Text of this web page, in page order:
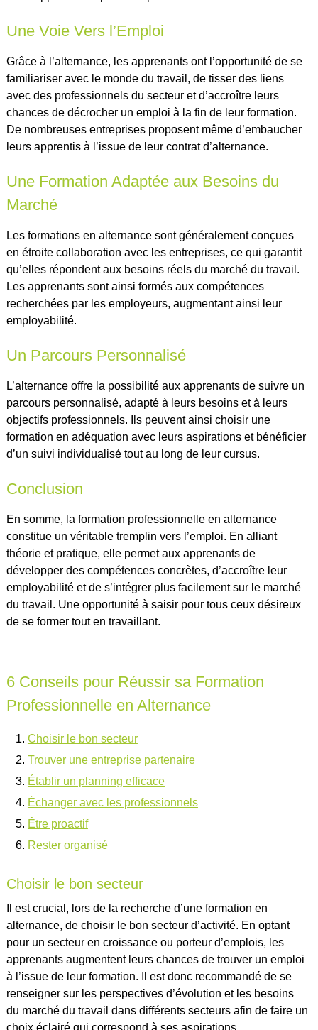
Une Voie Vers l’Emploi
Grâce à l’alternance, les apprenants ont l’opportunité de se
familiariser avec le monde du travail, de tisser des liens
avec des professionnels du secteur et d’accroître leurs
chances de décrocher un emploi à la fin de leur formation.
De nombreuses entreprises proposent même d’embaucher
leurs apprentis à l’issue de leur contrat d’alternance.
Une Formation Adaptée aux Besoins du
Marché
Les formations en alternance sont généralement conçues
en étroite collaboration avec les entreprises, ce qui garantit
qu’elles répondent aux besoins réels du marché du travail.
Les apprenants sont ainsi formés aux compétences
recherchées par les employeurs, augmentant ainsi leur
employabilité.
Un Parcours Personnalisé
L’alternance offre la possibilité aux apprenants de suivre un
parcours personnalisé, adapté à leurs besoins et à leurs
objectifs professionnels. Ils peuvent ainsi choisir une
formation en adéquation avec leurs aspirations et bénéficier
d’un suivi individualisé tout au long de leur cursus.
Conclusion
En somme, la formation professionnelle en alternance
constitue un véritable tremplin vers l’emploi. En alliant
théorie et pratique, elle permet aux apprenants de
développer des compétences concrètes, d’accroître leur
employabilité et de s’intégrer plus facilement sur le marché
du travail. Une opportunité à saisir pour tous ceux désireux
de se former tout en travaillant.
6 Conseils pour Réussir sa Formation
Professionnelle en Alternance
Choisir le bon secteur
Trouver une entreprise partenaire
Établir un planning efficace
Échanger avec les professionnels
Être proactif
Rester organisé
Choisir le bon secteur
Il est crucial, lors de la recherche d’une formation en
alternance, de choisir le bon secteur d’activité. En optant
pour un secteur en croissance ou porteur d’emplois, les
apprenants augmentent leurs chances de trouver un emploi
à l’issue de leur formation. Il est donc recommandé de se
renseigner sur les perspectives d’évolution et les besoins
du marché du travail dans différents secteurs afin de faire un
choix éclairé qui correspond à ses aspirations